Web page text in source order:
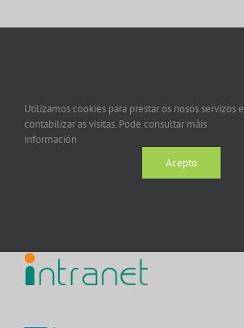
Utilizamos cookies para prestar os nosos servizos e
contabilizar as visitas. Pode consultar máis
información
Acepto